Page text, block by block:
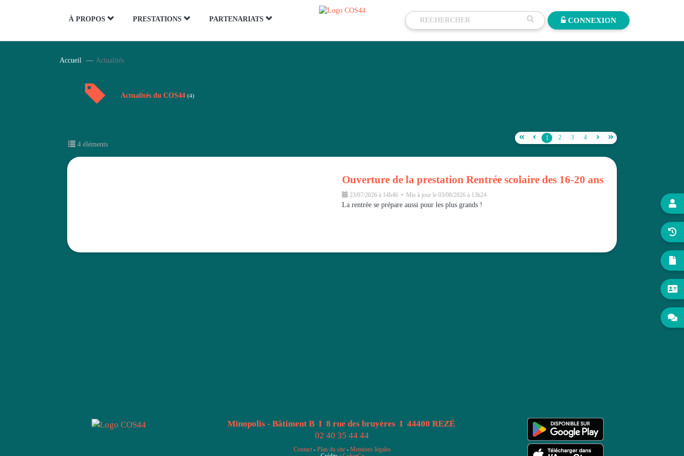
À PROPOS PRESTATIONS PARTENARIATS CONNEXION
Accueil Actualités
Actualités du COS44 (4)
4 éléments
  1 2 3 4  
Ouverture de la prestation Rentrée scolaire des 16-20 ans
23/07/2026 à 14h46 • Mis à jour le 03/08/2026 à 13h24
La rentrée se prépare aussi pour les plus grands !
Minopolis - Bâtiment B I 8 rue des bruyères I 44400 REZÉ
02 40 35 44 44
Contact- Plan du site- Mentions légales




